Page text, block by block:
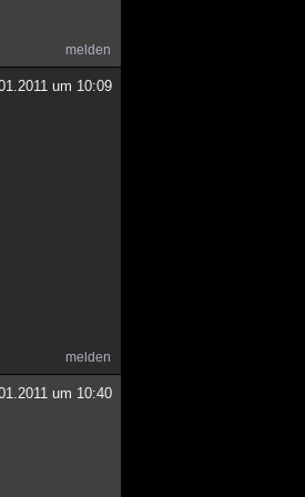
melden
um 10:09
melden
um 10:40